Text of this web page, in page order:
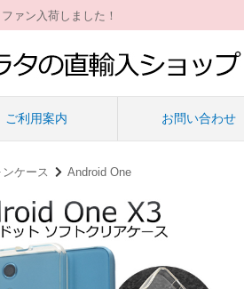
ァン入荷しました！
ご利用案内 お問い合わせ
ケース Android One